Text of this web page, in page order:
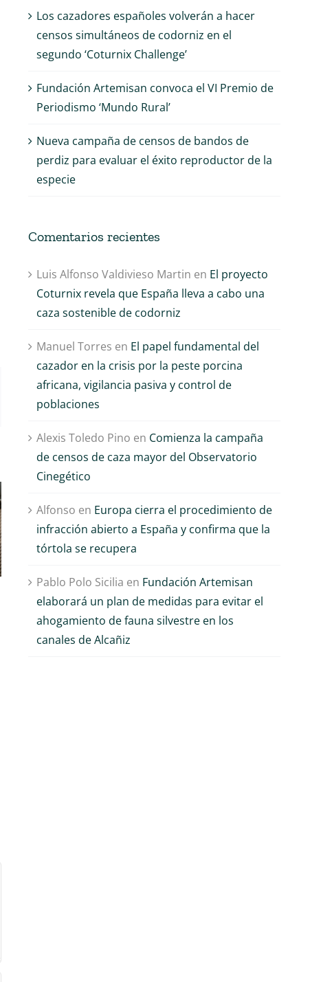
El sector cinegético
reclama que las
ayudas por los
Un estudio
demuestra que
Los cazadores españoles volverán a hacer
censos simultáneos de codorniz en el
segundo ‘Coturnix Challenge’
Fundación Artemisan convoca el VI Premio de
Periodismo ‘Mundo Rural’
Nueva campaña de censos de bandos de
perdiz para evaluar el éxito reproductor de la
especie
Comentarios recientes
Luis Alfonso Valdivieso Martin en El proyecto
Coturnix revela que España lleva a cabo una
caza sostenible de codorniz
Manuel Torres en El papel fundamental del
cazador en la crisis por la peste porcina
africana, vigilancia pasiva y control de
poblaciones
Alexis Toledo Pino en Comienza la campaña
de censos de caza mayor del Observatorio
Cinegético
Alfonso en Europa cierra el procedimiento de
infracción abierto a España y confirma que la
tórtola se recupera
Pablo Polo Sicilia en Fundación Artemisan
elaborará un plan de medidas para evitar el
ahogamiento de fauna silvestre en los
canales de Alcañiz